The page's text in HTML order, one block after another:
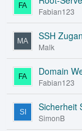
Fabian123
SSH
Malk
Domain
Fabian123
Sicherheit
SimonB